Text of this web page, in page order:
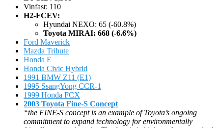
Vinfast: 110
H2-FCEV:
Hyundai NEXO: 65 (-60.8%)
Toyota MIRAI: 668 (-6.6%)
Ford Maverick
Mazda Tribute
Honda E
Honda Civic Hybrid
1991 BMW Z11 (E1)
1995 SsangYong CCR-1
1999 Honda FCX
2003 Toyota Fine-S Concept
“the FINE-S concept is an example of Toyota’s ongoing
commitment to expand technology for environmentally